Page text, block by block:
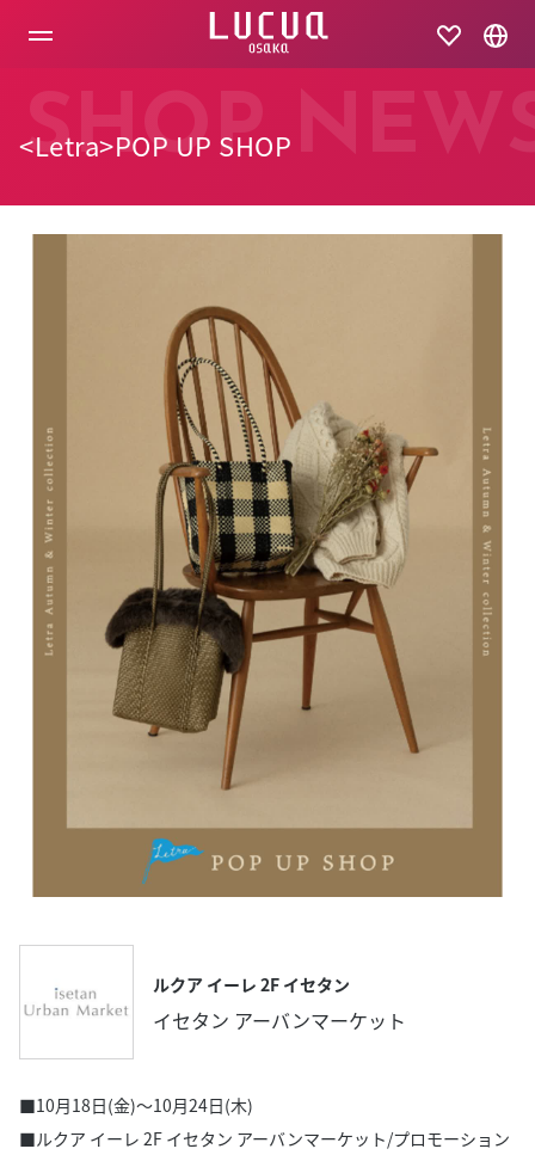
<Letra>POP UP SHOP
SHOP
ルクア イーレ 2F イセタン
イセタン アーバンマーケット
■10月18日(金)～10月24日(木)
■ルクア イーレ 2F イセタン アーバンマーケット/プロモーション